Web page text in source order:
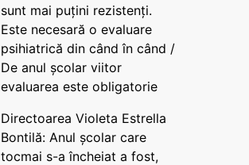
sunt mai puțini rezistenți.
Este necesară o evaluare
psihiatrică din când în când /
De anul școlar viitor
evaluarea este obligatorie
Directoarea Violeta Estrella
Bontilă: Anul școlar care
tocmai s-a încheiat a fost,